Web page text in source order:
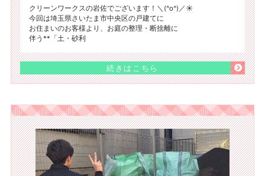
クリーンワークスの岩佐でございます！＼(^o^)／☀️
今回は埼玉県さいたま市中央区の戸建てに
お住まいのお客様より、お庭の整理・断捨離に
伴う**「土・砂利
続きはこちら